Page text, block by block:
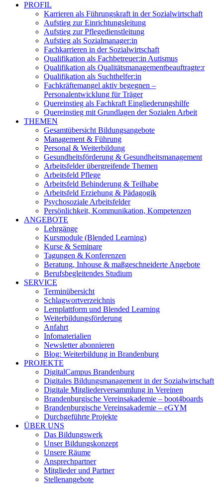
PROFIL
Karrieren als Führungskraft in der Sozialwirtschaft
Aufstieg zur Einrichtungsleitung
Aufstieg zur Pflegedienstleitung
Aufstieg als Sozialmanager:in
Fachkarrieren in der Sozialwirtschaft
Qualifikation als Fachbetreuer:in Autismus
Qualifikation als Qualitätsmanagementbeauftragte:r
Qualifikation als Suchthelfer:in
Fachkräftemangel aktiv begegnen –
Personalentwicklung für Träger
Quereinstieg als Fachkraft Eingliederungshilfe
Quereinstieg mit Grundlagen der Sozialen Arbeit
THEMEN
Gesamtübersicht Bildungsangebote
Management & Führung
Personal & Weiterbildung
Gesundheitsförderung & Gesundheitsmanagement
Arbeitsfelder übergreifende Themen
Arbeitsfeld Pflege
Arbeitsfeld Behinderung & Teilhabe
Arbeitsfeld Erziehung & Pädagogik
Psychosoziale Arbeitsfelder
Persönlichkeit, Kommunikation, Kompetenzen
ANGEBOTE
Lehrgänge
Kursmodule (Blended Learning)
Kurse & Seminare
Tagungen & Konferenzen
Beratung, Inhouse & maßgeschneiderte Angebote
Berufsbegleitendes Studium
SERVICE
Terminübersicht
Schlagwortverzeichnis
Lernplattform und Blended Learning
Weiterbildungsförderung
Anfahrt
Infomaterialien
Newsletter abonnieren
Blog: Weiterbildung in Brandenburg
PROJEKTE
DigitalCampus Brandenburg
Digitales Bildungsmanagement in der Sozialwirtschaft
Digitale Mitgliederversammlung in Vereinen
Brandenburgische Vereinsakademie – boot4boards
Brandenburgische Vereinsakademie – eGYM
Durchgeführte Projekte
ÜBER UNS
Das Bildungswerk
Unser Bildungskonzept
Unsere Räume
Ansprechpartner
Mitglieder und Partner
Stellenangebote